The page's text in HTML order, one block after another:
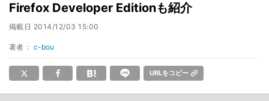
Firefox Developer Editionも紹介
掲載日 2014/12/03 15:00
著者： c-bou
URLをコピー